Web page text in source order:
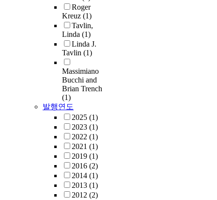
Roger
Kreuz (1)
Tavlin,
Linda (1)
Linda J.
Tavlin (1)
Massimiano
Bucchi and
Brian Trench
(1)
발행연도
2025 (1)
2023 (1)
2022 (1)
2021 (1)
2019 (1)
2016 (2)
2014 (1)
2013 (1)
2012 (2)